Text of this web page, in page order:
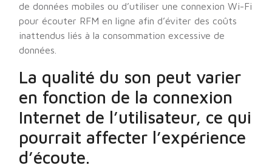
de données mobiles ou d’utiliser une connexion Wi-Fi
pour écouter RFM en ligne afin d’éviter des coûts
inattendus liés à la consommation excessive de
données.
La qualité du son peut varier
en fonction de la connexion
Internet de l’utilisateur, ce qui
pourrait affecter l’expérience
d’écoute.